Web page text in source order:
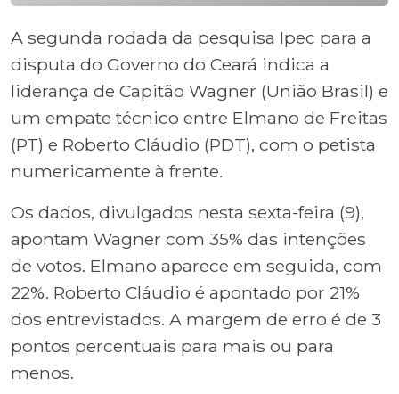
A segunda rodada da pesquisa Ipec para a
disputa do Governo do Ceará indica a
liderança de Capitão Wagner (União Brasil) e
um empate técnico entre Elmano de Freitas
(PT) e Roberto Cláudio (PDT), com o petista
numericamente à frente.
Os dados, divulgados nesta sexta-feira (9),
apontam Wagner com 35% das intenções
de votos. Elmano aparece em seguida, com
22%. Roberto Cláudio é apontado por 21%
dos entrevistados. A margem de erro é de 3
pontos percentuais para mais ou para
menos.